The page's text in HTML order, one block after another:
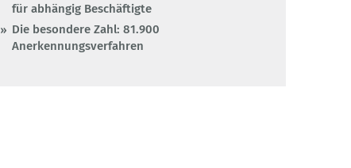
für abhängig Beschäftigte
Die besondere Zahl: 81.900
Anerkennungsverfahren